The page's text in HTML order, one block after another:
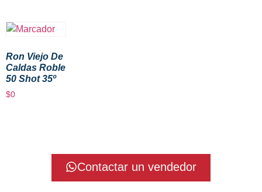
Ron Viejo De
Caldas Roble
50 Shot 35º
$0
Contactar un vendedor